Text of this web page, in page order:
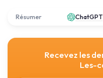
Résumer ChatGPT
Recevez les
Les-